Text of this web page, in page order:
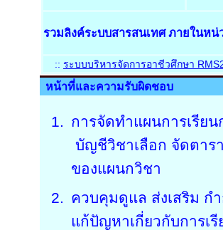
รวมลิงค์ระบบสารสนเทศ ภายในหน่
:: ระบบบริหารจัดการอาชีวศึกษา
หน้าที่และความรับผิดชอบ
การจัดทำแผนการเรีย
บัญชีวิชาเลือก จัดตาร
ของแผนกวิชา
ควบคุมดูแล ส่งเสริม ก
แก้ปัญหาเกี่ยวกับการเ